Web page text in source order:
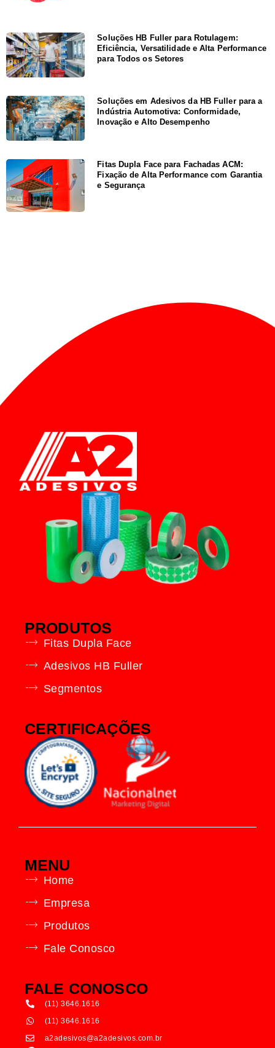
Soluções HB Fuller para Rotulagem:
Eficiência, Versatilidade e Alta Performance
para Todos os Setores
Soluções em Adesivos da HB Fuller para a
Indústria Automotiva: Conformidade,
Inovação e Alto Desempenho
Fitas Dupla Face para Fachadas ACM:
Fixação de Alta Performance com Garantia
e Segurança
PRODUTOS
Fitas Dupla Face
Adesivos HB Fuller
Segmentos
CERTIFICAÇÕES
MENU
Home
Empresa
Produtos
Fale Conosco
FALE CONOSCO
(11) 3646.1616
(11) 3646.1616
a2adesivos@a2adesivos.com.br